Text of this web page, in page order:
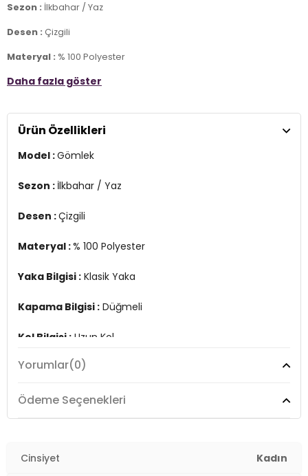
Sezon : İlkbahar / Yaz
Desen : Çizgili
Materyal : % 100 Polyester
Yaka Bilgisi : Klasik Yaka
Kol Bilgisi :Uzun Kol
Kalıp Bilgisi :Standart Fit
Manken Ölçüsü :
Boy 1.78 cm / Göğüs 89 cm / Bel 63 cm / Basen
92 cm / Beden S
Üretim Yeri :Türkiye
Daha fazla göster
Ürün Özellikleri
Model :Gömlek
Sezon : İlkbahar / Yaz
Desen :Çizgili
Materyal :% 100 Polyester
Yaka Bilgisi : Klasik Yaka
Kapama Bilgisi : Düğmeli
Kol Bilgisi : Uzun Kol
Kalıp Bilgisi :Standart Fit
Manken Ölçüsü :Boy 1.78 cm / Göğüs 89 cm / Bel 63
2DY6772894.12
Yorumlar(0)
Ödeme Seçenekleri
Cinsiyet Kadın